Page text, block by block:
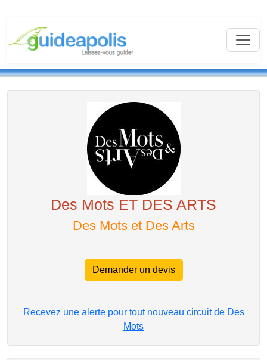
Des Mots ET DES ARTS
Des Mots et Des Arts
Demander un devis
Recevez une alerte pour tout nouveau circuit de Des
Mots